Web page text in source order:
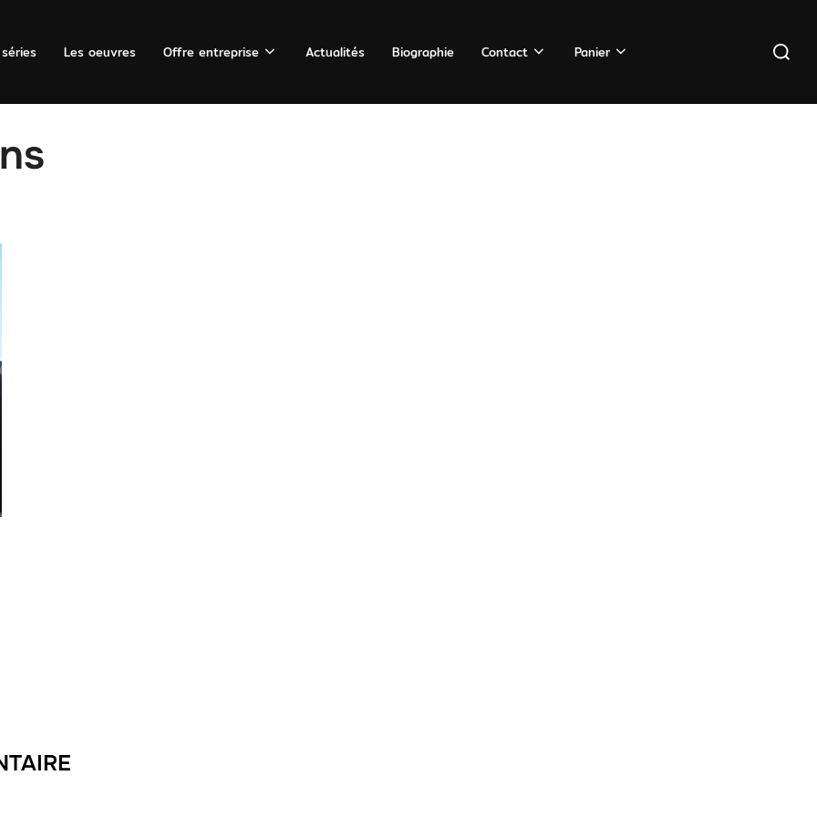
Les oeuvres Offre entreprise Actualités Biographie Contact Panier